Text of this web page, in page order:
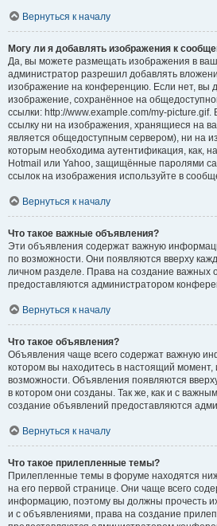
Вернуться к началу
Могу ли я добавлять изображения к
Да, вы можете размещать изображения в
администратор разрешил добавлять
изображение на конференцию. Если нет, вы
изображение, сохранённое на
ссылки: http://www.example.com/my-
ссылку ни на изображения, хранящиеся на
является общедоступным сервером), ни на
которым необходима аутентификация, как,
Hotmail или Yahoo, защищённые паролями
ссылок на изображения используйте в
Вернуться к началу
Что такое важные объявления?
Эти объявления содержат важную
по возможности. Они появляются вверху
личном разделе. Права на создание важных
предоставляются администратором
Вернуться к началу
Что такое объявления?
Объявления чаще всего содержат важную
котором вы находитесь в настоящий
возможности. Объявления появляются
в котором они созданы. Так же, как и с
создание объявлений предоставляются
Вернуться к началу
Что такое прилепленные темы?
Прилепленные темы в форуме находятся
на его первой странице. Они чаще всего
информацию, поэтому вы должны прочесть
и с объявлениями, права на создание